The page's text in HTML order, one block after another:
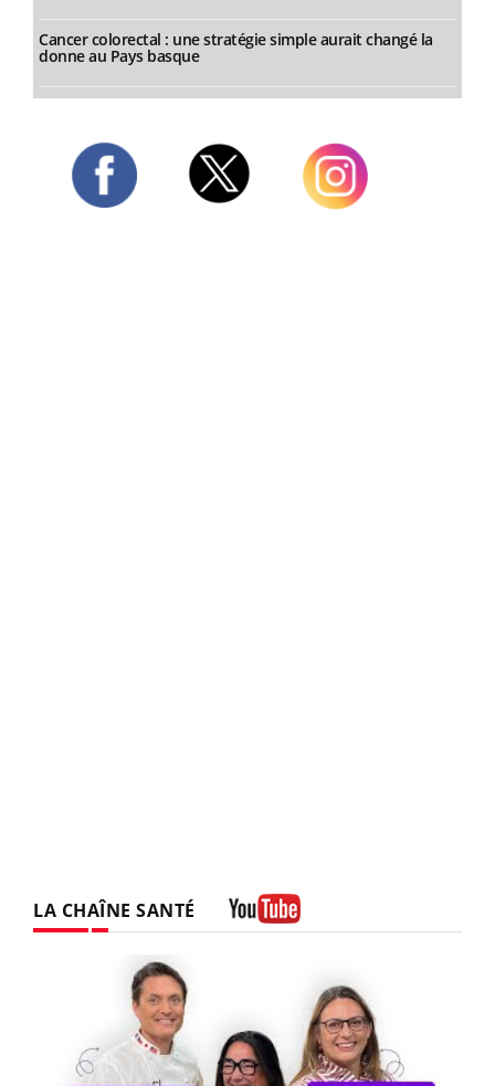
Cancer colorectal : une stratégie simple aurait changé la
donne au Pays basque
LA CHAÎNE SANTÉ